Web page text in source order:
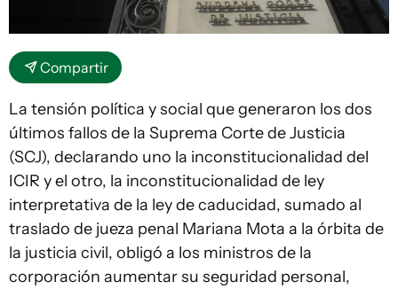
Compartir
La tensión política y social que generaron los dos
últimos fallos de la Suprema Corte de Justicia
(SCJ), declarando uno la inconstitucionalidad del
ICIR y el otro, la inconstitucionalidad de ley
interpretativa de la ley de caducidad, sumado al
traslado de jueza penal Mariana Mota a la órbita de
la justicia civil, obligó a los ministros de la
corporación aumentar su seguridad personal,